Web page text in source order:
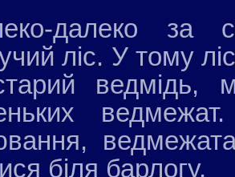
далеко за
ліс. У тому
ведмідь,
біля барлогу.